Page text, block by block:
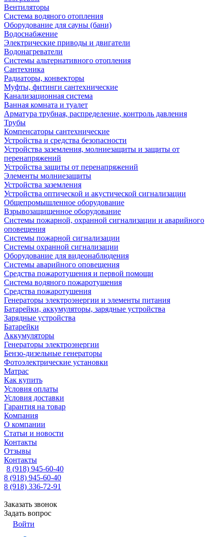
Вентиляторы
Система водяного отопления
Оборудование для сауны (бани)
Водоснабжение
Электрические приводы и двигатели
Водонагреватели
Системы альтернативного отопления
Сантехника
Радиаторы, конвекторы
Муфты, фитинги сантехнические
Канализационная система
Ванная комната и туалет
Арматура трубная, распределение, контроль давления
Трубы
Компенсаторы сантехнические
Устройства и средства безопасности
Устройства заземления, молниезащиты и защиты от
перенапряжений
Устройства защиты от перенапряжений
Элементы молниезащиты
Устройства заземления
Устройства оптической и акустической сигнализации
Общепромышленное оборудование
Взрывозащищенное оборудование
Системы пожарной, охранной сигнализации и аварийного
оповещения
Системы пожарной сигнализации
Системы охранной сигнализации
Оборудование для видеонаблюдения
Системы аварийного оповещения
Средства пожаротушения и первой помощи
Система водяного пожаротушения
Средства пожаротушения
Генераторы электроэнергии и элементы питания
Батарейки, аккумуляторы, зарядные устройства
Зарядные устройства
Батарейки
Аккумуляторы
Генераторы электроэнергии
Бензо-дизельные генераторы
Фотоэлектрические установки
Матрас
Как купить
Условия оплаты
Условия доставки
Гарантия на товар
Компания
О компании
Статьи и новости
Контакты
Отзывы
Контакты
8 (918) 945-60-40
8 (918) 945-60-40
8 (918) 336-72-91
Заказать звонок
Задать вопрос
Войти